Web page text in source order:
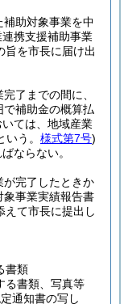
助対象事業を中
携支援補助事業
旨を市長に届け出
了までの間に、
補助金の概算払
ては、地域産業
う。 様式第7号)
ならない。
が完了したときか
象事業実績報告書
えて市長に提出し
書類
る書類、写真等
通知書の写し